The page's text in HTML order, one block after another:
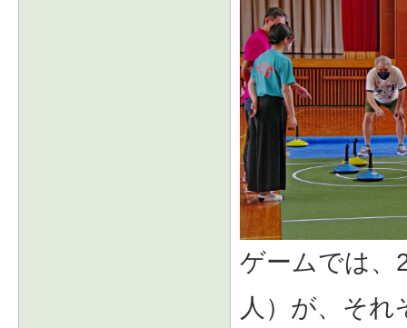
ゲームでは、
人）が、そ